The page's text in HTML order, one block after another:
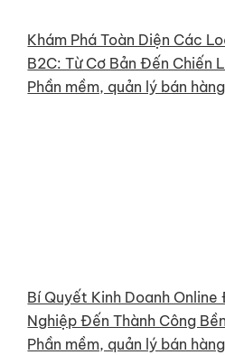
Khám Phá Toàn Diện Các
B2C: Từ Cơ Bản Đến Chiến
Phần mềm, quản lý bán hàng
Bí Quyết Kinh Doanh Online
Nghiệp Đến Thành Công
Phần mềm, quản lý bán hàng